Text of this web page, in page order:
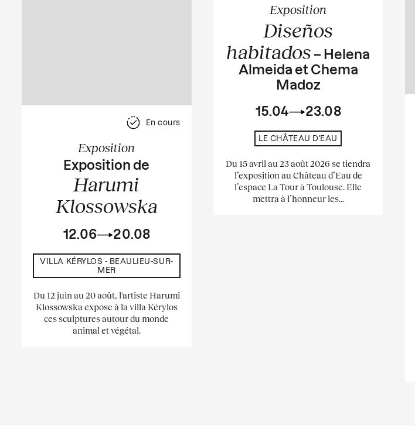
En cours
Exposition
Exposition de
Harumi
Klossowska
12.06 20.08
VILLA KÉRYLOS - BEAULIEU-SUR-
MER
Du 12 juin au 20 août, l'artiste Harumi
Klossowska expose à la villa Kérylos
ces sculptures autour du monde
animal et végétal.
Exposition
Diseños
habitados – Helena
Almeida et Chema
Madoz
15.04 23.08
LE CHÂTEAU D'EAU
Du 15 avril au 23 août 2026 se tiendra
l’exposition au Château d’Eau de
l’espace La Tour à Toulouse. Elle
mettra à l’honneur les...